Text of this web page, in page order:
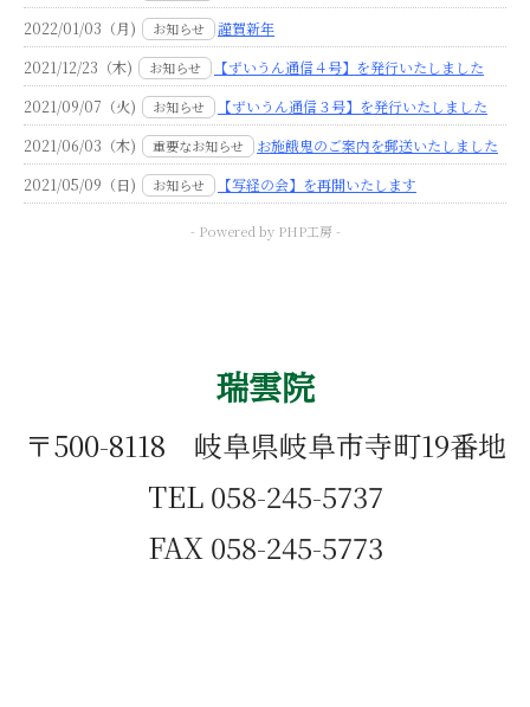
2022/01/03（月)
お知らせ
謹賀新年
2021/12/23（木)
お知らせ
【ずいうん通信４号】を発行いたしました
2021/09/07（火)
お知らせ
【ずいうん通信３号】を発行いたしました
2021/06/03（木)
重要なお知らせ
お施餓鬼のご案内を郵送いたしました
2021/05/09（日)
お知らせ 【写経の会】を再開いたします
- Powered by PHP工房 -
瑞雲院
〒500-8118 岐阜県岐阜市寺町19番地
TEL 058-245-5737
FAX 058-245-5773